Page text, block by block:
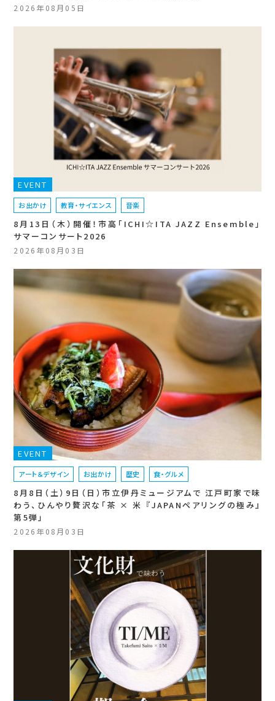
2026年08月05日
EVENT
お出かけ 教育・サイエンス 音楽
8月13日（木）開催！市高「ICHI☆ITA JAZZ Ensemble」
サマーコンサート2026
2026年08月03日
EVENT
アート＆デザイン お出かけ 歴史 食・グルメ
8月8日（土）9日（日）市立伊丹ミュージアムで 江戸町家で味
わう、ひんやり贅沢な「茶 × 米 『JAPANペアリングの極み』
第5弾」
2026年08月03日